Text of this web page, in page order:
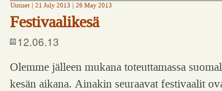
Uutiset 21 July 2013 26 May 2013
Festivaalikesä
12.06.13
Olemme jälleen mukana toteuttamassa
kesän aikana. Ainakin seuraavat festivaalit